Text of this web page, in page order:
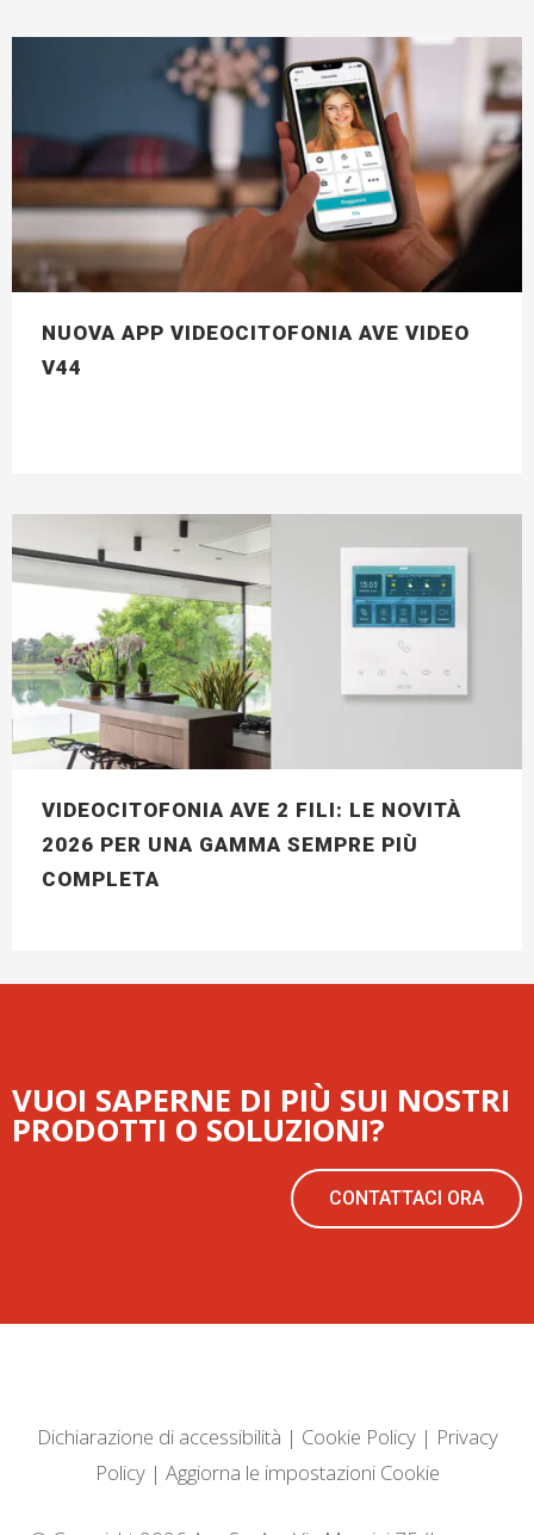
NUOVA APP VIDEOCITOFONIA AVE VIDEO
V44
VIDEOCITOFONIA AVE 2 FILI: LE NOVITÀ
2026 PER UNA GAMMA SEMPRE PIÙ
COMPLETA
VUOI SAPERNE DI PIÙ SUI NOSTRI
PRODOTTI O SOLUZIONI?
CONTATTACI ORA
Dichiarazione di accessibilità | Cookie Policy| Privacy
Policy| Aggiorna le impostazioni Cookie